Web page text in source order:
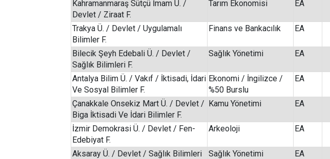
Kahramanmaraş Sütçü İmam Ü. /
Devlet / Ziraat F.
Tarım Ekonomisi EA
Trakya Ü. / Devlet / Uygulamalı
Bilimler F.
Finans ve Bankacılık EA
Bilecik Şeyh Edebali Ü. / Devlet /
Sağlık Bilimleri F.
Sağlık Yönetimi EA
Antalya Bilim Ü. / Vakıf / İktisadi, İdari
Ve Sosyal Bilimler F.
Ekonomi / İngilizce /
%50 Burslu
EA
Çanakkale Onsekiz Mart Ü. / Devlet /
Biga İktisadi Ve İdari Bilimler F.
Kamu Yönetimi EA
İzmir Demokrasi Ü. / Devlet / Fen-
Edebiyat F.
Arkeoloji EA
Aksaray Ü. / Devlet / Sağlık Bilimleri
Sağlık Yönetimi EA